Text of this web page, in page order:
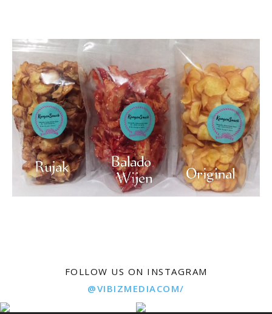
FOLLOW US ON INSTAGRAM
@VIBIZMEDIACOM/